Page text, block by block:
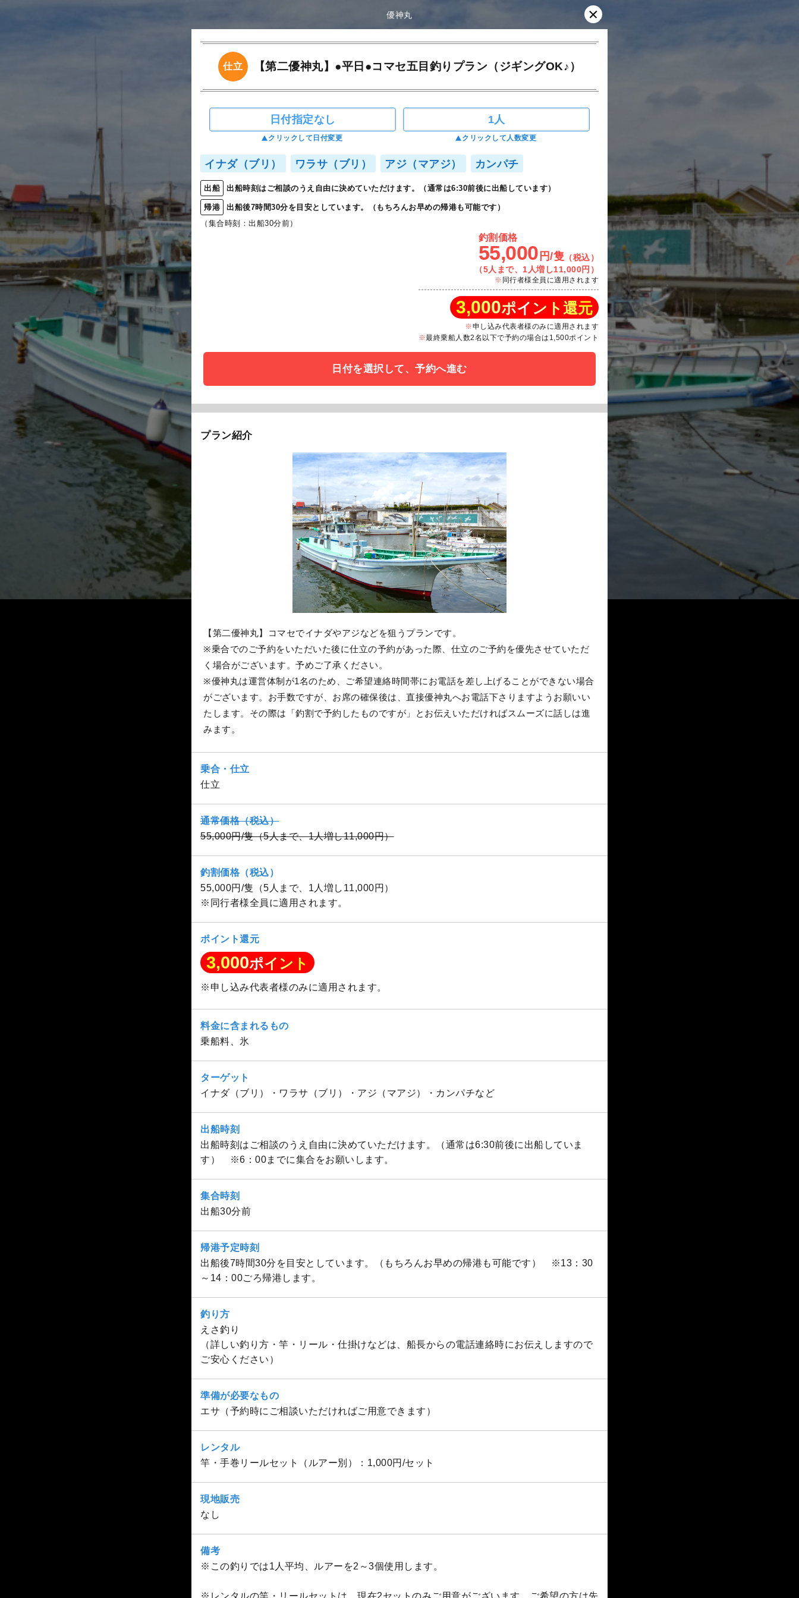
優神丸
仕立 【第二優神丸】●平日●コマセ五目釣りプラン（ジギングOK♪）
日付指定なし
クリックして日付変更
1人
クリックして人数変更
イナダ（ブリ） ワラサ（ブリ） アジ（マアジ） カンパチ
出船 出船時刻はご相談のうえ自由に決めていただけます。（通常は6:30前後に出船しています）
帰港
出船後7時間30分を目安としています。（もちろんお早めの帰港も可能です）
（集合時刻：出船30分前）
釣割価格
55,000 円/隻 （税込）
（5人まで、1人増し11,000円）
同行者様全員に適用されます
3,000ポイント還元
申し込み代表者様のみに適用されます
最終乗船人数2名以下で予約の場合は1,500ポイント
日付を選択して、予約へ進む
プラン紹介
【第二優神丸】コマセでイナダやアジなどを狙うプランです。
※乗合でのご予約をいただいた後に仕立の予約があった際、仕立のご予約を優先させていただ
く場合がございます。予めご了承ください。
※優神丸は運営体制が1名のため、ご希望連絡時間帯にお電話を差し上げることができない場合
がございます。お手数ですが、お席の確保後は、直接優神丸へお電話下さりますようお願いい
たします。その際は「釣割で予約したものですが」とお伝えいただければスムーズに話しは進
みます。
乗合・仕立
仕立
通常価格（税込）
55,000円/隻（5人まで、1人増し11,000円）
釣割価格（税込）
55,000円/隻（5人まで、1人増し11,000円）
※同行者様全員に適用されます。
ポイント還元
3,000ポイント
※申し込み代表者様のみに適用されます。
料金に含まれるもの
乗船料、氷
ターゲット
イナダ（ブリ）・ワラサ（ブリ）・アジ（マアジ）・カンパチなど
出船時刻
出船時刻はご相談のうえ自由に決めていただけます。（通常は6:30前後に出船していま
す） ※6：00までに集合をお願いします。
集合時刻
出船30分前
帰港予定時刻
出船後7時間30分を目安としています。（もちろんお早めの帰港も可能です） ※13：30
～14：00ごろ帰港します。
釣り方
えさ釣り
（詳しい釣り方・竿・リール・仕掛けなどは、船長からの電話連絡時にお伝えしますので
ご安心ください）
準備が必要なもの
エサ（予約時にご相談いただければご用意できます）
レンタル
竿・手巻リールセット（ルアー別）：1,000円/セット
現地販売
なし
備考
※この釣りでは1人平均、ルアーを2～3個使用します。
※レンタルの竿・リールセットは、現在2セットのみご用意がございます。ご希望の方は先